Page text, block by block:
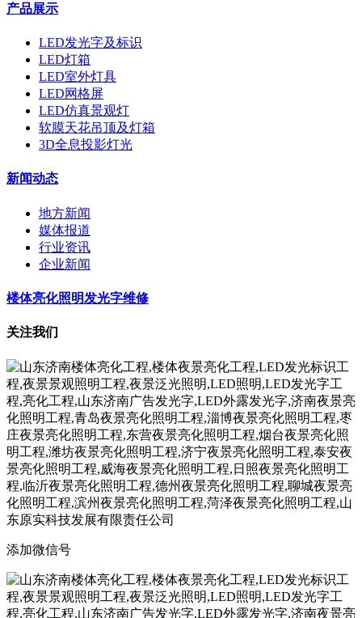
产品展示
LED发光字及标识
LED灯箱
LED室外灯具
LED网格屏
LED仿真景观灯
软膜天花吊顶及灯箱
3D全息投影灯光
新闻动态
地方新闻
媒体报道
行业资讯
企业新闻
楼体亮化照明发光字维修
关注我们
添加微信号